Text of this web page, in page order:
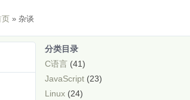
页 »杂谈
分类目录
C语言 (41)
JavaScript (23)
Linux (24)